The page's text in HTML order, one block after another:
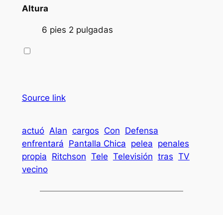
Altura
6 pies 2 pulgadas
Source link
actuó Alan cargos Con Defensa
enfrentará Pantalla Chica pelea penales
propia Ritchson Tele Televisión tras TV
vecino